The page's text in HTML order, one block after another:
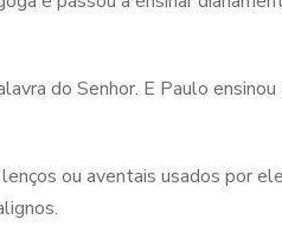
do Senhor. E Paulo
ou aventais usados por